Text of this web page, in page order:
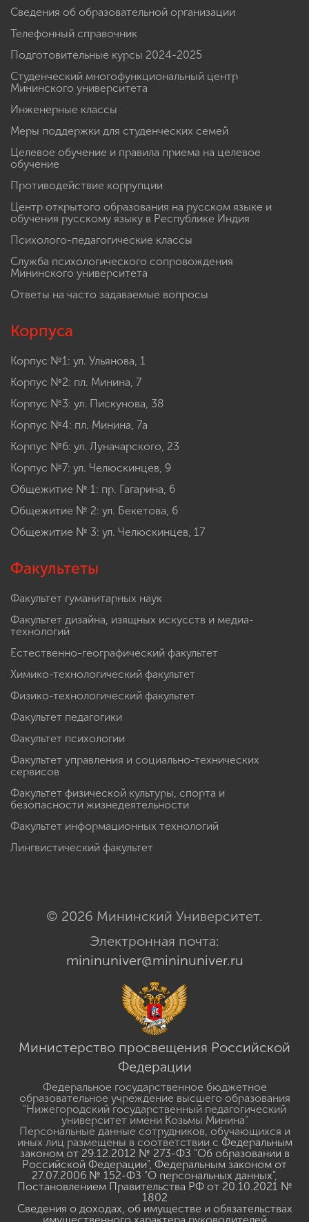
Сведения об образовательной организации
Телефонный справочник
Подготовительные курсы 2024-2025
Студенческий многофункциональный центр
Мининского университета
Инженерные классы
Меры поддержки для студенческих семей
Целевое обучение и правила приема на целевое
обучение
Противодействие коррупции
Центр открытого образования на русском языке и
обучения русскому языку в Республике Индия
Психолого-педагогические классы
Служба психологического сопровождения
Мининского университета
Ответы на часто задаваемые вопросы
Корпуса
Корпус №1: ул. Ульянова, 1
Корпус №2: пл. Минина, 7
Корпус №3: ул. Пискунова, 38
Корпус №4: пл. Минина, 7а
Корпус №6: ул. Луначарского, 23
Корпус №7: ул. Челюскинцев, 9
Общежитие № 1: пр. Гагарина, 6
Общежитие № 2: ул. Бекетова, 6
Общежитие № 3: ул. Челюскинцев, 17
Факультеты
Факультет гуманитарных наук
Факультет дизайна, изящных искусств и медиа-
технологий
Естественно-географический факультет
Химико-технологический факультет
Физико-технологический факультет
Факультет педагогики
Факультет психологии
Факультет управления и социально-технических
сервисов
Факультет физической культуры, спорта и
безопасности жизнедеятельности
Факультет информационных технологий
Лингвистический факультет
© 2026 Мининский Университет.
Электронная почта:
mininuniver@mininuniver.ru
Министерство просвещения Российской
Федерации
Федеральное государственное бюджетное
образовательное учреждение высшего образования
"Нижегородский государственный педагогический
университет имени Козьмы Минина"
Персональные данные сотрудников, обучающихся и
иных лиц размещены в соответствии с Федеральным
законом от 29.12.2012 № 273-ФЗ "Об образовании в
Российской Федерации", Федеральным законом от
27.07.2006 № 152-ФЗ "О персональных данных",
Постановлением Правительства РФ от 20.10.2021 №
1802
Сведения о доходах, об имуществе и обязательствах